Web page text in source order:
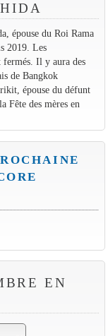
épouse du Roi Rama
2019. Les
fermés. Il y aura des
de Bangkok
épouse du défunt
Fête des mères en
EN